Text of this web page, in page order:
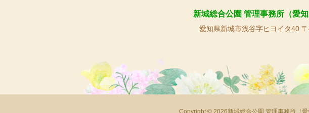
新城総合公園 管理事務所（愛
愛知県新城市浅谷字ヒヨイタ40